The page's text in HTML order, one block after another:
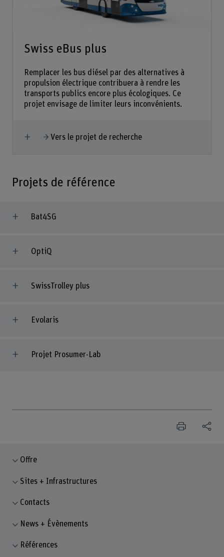
Swiss eBus plus
Remplacer les bus diésel par des alternatives à
propulsion électrique contribuera à rendre les
transports publics encore plus écologiques. Ce
projet envisage de limiter leurs inconvénients.
Afficher plus
Vers le projet de recherche
Projets de référence
Bat4SG
OptiQ
SwissTrolley plus
Evolaris
Projet Prosumer-Lab
Offre
Sites + Infrastructures
Contacts
News + Évènements
Références